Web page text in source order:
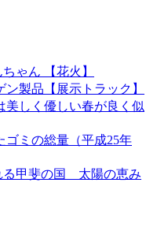
ゃん 【花火】
製品【展示トラック】
美しく優しい春が良く似
ゴミの総量（平成25年
る甲斐の国 太陽の恵み